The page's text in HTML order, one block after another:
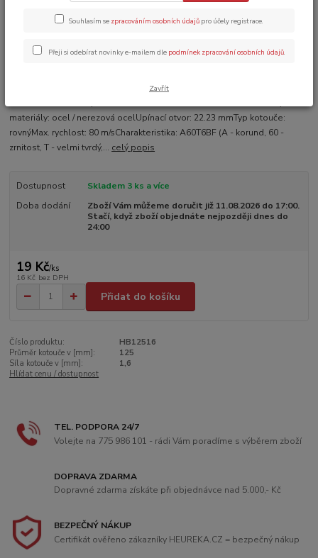
Sháníte levný, ale přitom velice kvalitní řezný kotouč? Máme pro Vás
materiály: ocel / nerezová ocelUpínací otvor: 22.23 mmTyp kotouče:
rovnýMax. rychlost: 80 m/sCharakteristika: A60T6BF (A - korund, 60 -
zrnitost, T - velmi tvrdý,... celý popis
Dostupnost
Skladem 3 ks a více
Doba dodání
Zboží Vám můžeme doručit již 11.08.2026 do 17:00.
Stačí, když zboží objednáte nejpozději dnes do
24:00
19 Kč/ks
16 Kč bez DPH
Přidat do košíku
Číslo produktu:
HB12516
Průměr kotouče v [mm]:
125
Síla kotouče v [mm]:
1,6
Hlídat cenu / dostupnost
TEL. PODPORA 24/7
Volejte na 775 986 101 - rádi Vám poradíme s výběrem zboží
DOPRAVA ZDARMA
Dopravné zdarma získáte při objednávce nad 5.000,- Kč
BEZPEČNÝ NÁKUP
Certifikát ověřeno zákazníky HEUREKA.CZ = bezpečný nákup
Souhlasím se zpracováním osobních údajů pro účely registrace.
Přeji si odebírat novinky e-mailem dle podmínek zpracování osobních údajů
Zavřít